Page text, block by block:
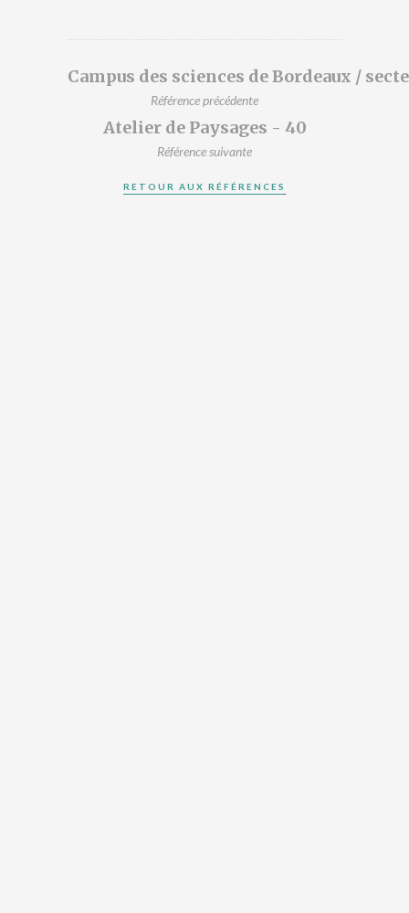
Campus des sciences de Bordeaux /
Référence précédente
Atelier de Paysages - 40
Référence suivante
RETOUR AUX RÉFÉRENCES